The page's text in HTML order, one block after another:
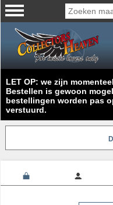
LET OP: we zijn
Bestellen is gewoon
bestellingen worden pas
verstuurd.